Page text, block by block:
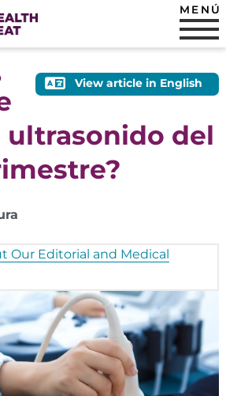
MENÚ
View article in English
ultrasonido del
Our Editorial and Medical